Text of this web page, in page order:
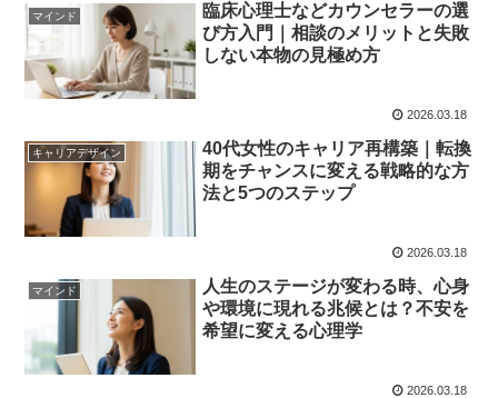
マインド
臨床心理士などカウンセラーの選
び方入門｜相談のメリットと失敗
しない本物の見極め方
2026.03.18
キャリアデザイン
40代女性のキャリア再構築｜転換
期をチャンスに変える戦略的な方
法と5つのステップ
2026.03.18
マインド
人生のステージが変わる時、心身
や環境に現れる兆候とは？不安を
希望に変える心理学
2026.03.18